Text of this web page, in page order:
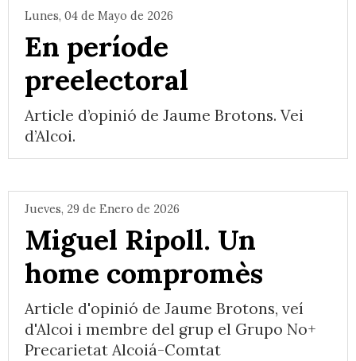
Lunes, 04 de Mayo de 2026
En període
preelectoral
Article d’opinió de Jaume Brotons. Vei
d’Alcoi.
Jueves, 29 de Enero de 2026
Miguel Ripoll. Un
home compromès
Article d'opinió de Jaume Brotons, veí
d'Alcoi i membre del grup el Grupo No+
Precarietat Alcoiá-Comtat